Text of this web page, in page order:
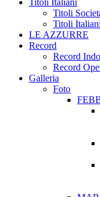
Titoli Italiani
Titoli
Titoli
LE AZZURRE
Record
Record
Record
Galleria
Foto